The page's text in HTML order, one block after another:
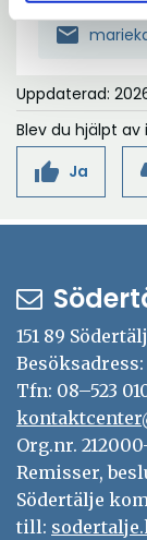
mail
Uppdaterad:
Blev du hjälpt
thumb_up Ja
151 89
Tfn: 08–523
Org.nr.
Remisser,
Södertälje
till: